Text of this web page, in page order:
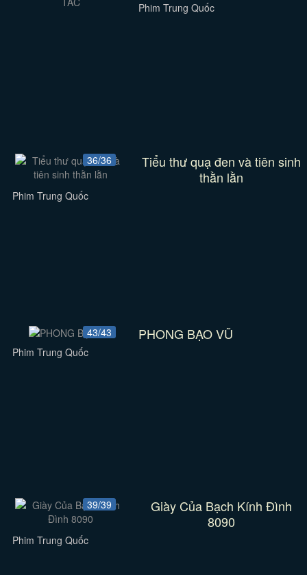
Phim Trung Quốc
36/36
Tiểu thư quạ đen và tiên sinh
thằn lằn
Phim Trung Quốc
43/43 PHONG BẠO VŨ
Phim Trung Quốc
39/39
Giày Của Bạch Kính Đình
8090
Phim Trung Quốc